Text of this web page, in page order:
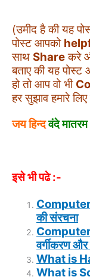
(उमीद है की यह
पोस्ट आपको
साथ Shareकरे
बताए की यह
हो तो आप वो भी
हर सुझाव हमारे लिए
जय हिन्दवंदे मातरम
इसे भी पढे :-
की संरचना
वर्गीकरण और
What is
What is